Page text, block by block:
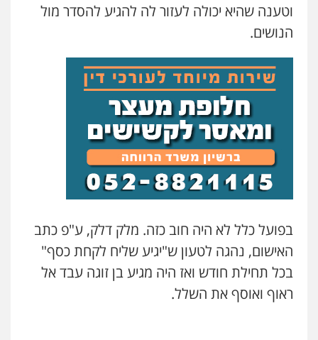
וטענה שהיא יכולה לעזור לה להגיע להסדר מול
הנושים.
בפועל כלל לא היה חוב כזה. מלק דלק, ע"פ כתב
האישום, נהגה לטעון ש"יגיע שליח לקחת כסף"
בכל תחילת חודש ואז היה מגיע בן זוגה עבד אל
ראוף ואוסף את השלל.